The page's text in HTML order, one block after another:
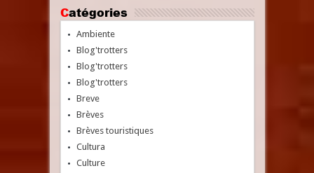
Catégories
Ambiente
Blog'trotters
Blog'trotters
Blog'trotters
Breve
Brèves
Brèves touristiques
Cultura
Culture